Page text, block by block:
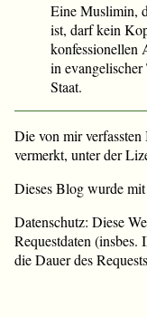
Eine Muslimin,
ist, darf kein
konfessionellen
in evangelischer
Staat.
Die von mir verfassten
vermerkt, unter der
Dieses Blog wurde mit
Datenschutz: Diese
Requestdaten (insbes.
die Dauer des